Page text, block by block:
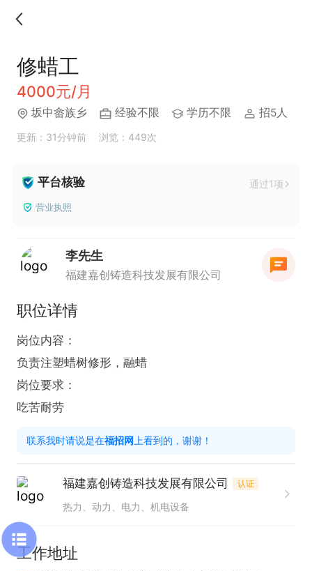
修蜡工
4000元/月
坂中畲族乡 经验不限 学历不限 招5人
更新：31分钟前 浏览：449次
平台核验 通过1项
营业执照
李先生
福建嘉创铸造科技发展有限公司
职位详情
岗位内容：
负责注塑蜡树修形，融蜡
岗位要求：
吃苦耐劳
联系我时请说是在福招网 上看到的，谢谢！
福建嘉创铸造科技发展有限公司 认证
热力、动力、电力、机电设备
工作地址